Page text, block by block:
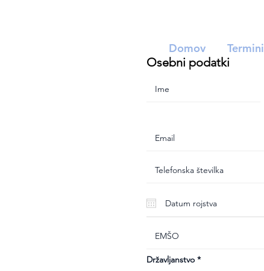
Osebni podatki
Državljanstvo
Domov Termini